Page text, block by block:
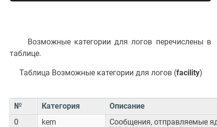
Возможные категории для логов перечислены в
таблице.
Таблица Возможные категории для логов (facility)
№ Категория
Описание
0
kern
Сообщения, отправляемые